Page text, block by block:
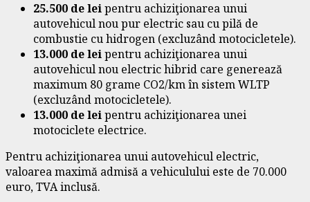
25.500 de leipentru achiziţionarea unui
autovehicul nou pur electric sau cu pilă de
combustie cu hidrogen (excluzând motocicletele).
13.000 de leipentru achiziţionarea unui
autovehicul nou electric hibrid care generează
maximum 80 grame CO2/km în sistem WLTP
(excluzând motocicletele).
13.000 de leipentru achiziţionarea unei
motociclete electrice.
Pentru achiziţionarea unui autovehicul electric,
valoarea maximă admisă a vehiculului este de 70.000
euro, TVA inclusă.